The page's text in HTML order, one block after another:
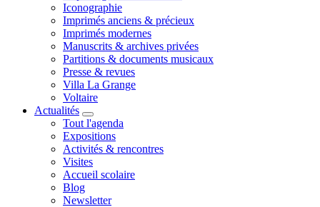
Iconographie
Imprimés anciens & précieux
Imprimés modernes
Manuscrits & archives privées
Partitions & documents musicaux
Presse & revues
Villa La Grange
Voltaire
Actualités
Tout l'agenda
Expositions
Activités & rencontres
Visites
Accueil scolaire
Blog
Newsletter